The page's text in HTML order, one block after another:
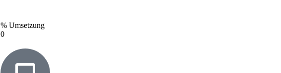
% Umsetzung
0